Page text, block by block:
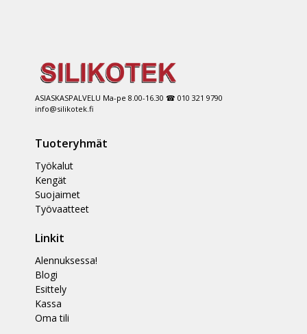
ASIASKASPALVELU Ma-pe 8.00-16.30 ☎ 010 321 9790
info@silikotek.fi
Tuoteryhmät
Työkalut
Kengät
Suojaimet
Työvaatteet
Linkit
Alennuksessa!
Blogi
Esittely
Kassa
Oma tili